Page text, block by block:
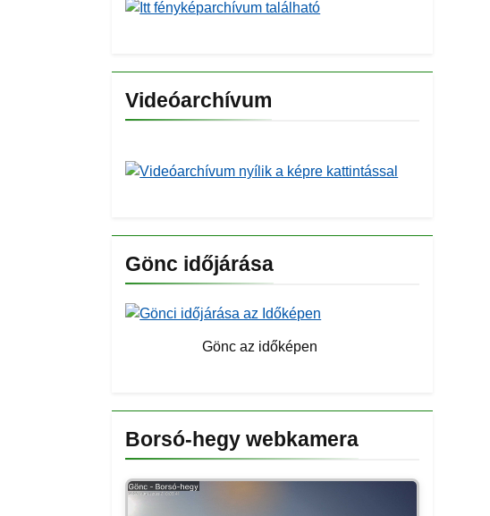
Videóarchívum
Gönc időjárása
Gönc az időképen
Borsó-hegy webkamera